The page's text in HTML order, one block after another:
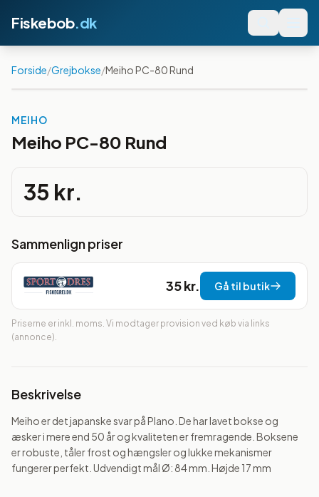
Fiskebob.dk
Forside/Grejbokse/Meiho PC-80 Rund
MEIHO
Meiho PC-80 Rund
35 kr.
Sammenlign priser
35 kr. Gå til butik
Priserne er inkl. moms. Vi modtager provision ved køb via links
(annonce).
Beskrivelse
Meiho er det japanske svar på Plano. De har lavet bokse og
æsker i mere end 50 år og kvaliteten er fremragende. Boksene
er robuste, tåler frost og hængsler og lukke mekanismer
fungerer perfekt. Udvendigt mål Ø: 84 mm. Højde 17 mm